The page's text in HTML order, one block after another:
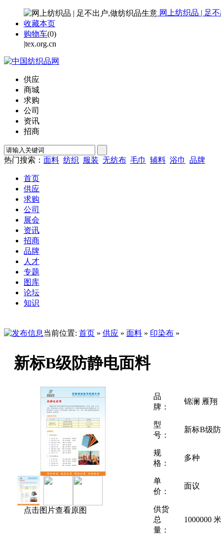
网上纺织品 | 足
收藏本页
购物车(0)
|tex.org.cn
供应
商城
求购
公司
资讯
招商
热门搜索： 面料 纺织 服装 无纺布 毛巾 辅料 浴巾 品牌
首页
供应
求购
公司
展会
资讯
招商
品牌
人才
专题
图库
论坛
知识
当前位置: 首页 » 供应 » 面料 » 印染布 »
新标B级防静电面料
点击图片查看原图
品
牌：
锦澜 雁翔
型
号：
新标B级
规
格：
多种
单
价：
面议
供货
总
量：
1000000 米